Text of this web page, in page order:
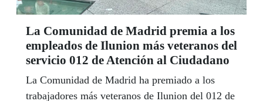
La Comunidad de Madrid premia a los
empleados de Ilunion más veteranos del
servicio 012 de Atención al Ciudadano
La Comunidad de Madrid ha premiado a los
trabajadores más veteranos de Ilunion del 012 de